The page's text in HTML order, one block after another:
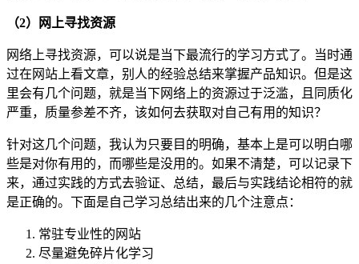
（2）网上寻找资源
网络上寻找资源，可以说是当下最流行的学习方式了。当时通
过在网站上看文章，别人的经验总结来掌握产品知识。但是这
里会有几个问题，就是当下网络上的资源过于泛滥，且同质化
严重，质量参差不齐，该如何去获取对自己有用的知识？
针对这几个问题，我认为只要目的明确，基本上是可以明白哪
些是对你有用的，而哪些是没用的。如果不清楚，可以记录下
来，通过实践的方式去验证、总结，最后与实践结论相符的就
是正确的。下面是自己学习总结出来的几个注意点：
常驻专业性的网站
尽量避免碎片化学习